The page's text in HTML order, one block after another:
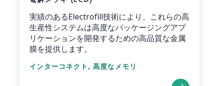
実績のあるElectrofill技術により、これらの高
生産性システムは高度なパッケージングアプ
リケーションを開発するための高品質な金属
膜を提供します。
インターコネクト , 高度なメモリ